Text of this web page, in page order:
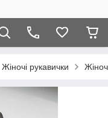
Жіночі рукавички